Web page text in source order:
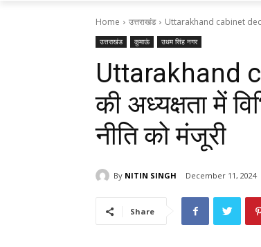
Home उत्तराखंड Uttarakhand cabinet
उत्तराखंड कुमाऊं उधम सिंह नगर
Uttarakhand
की अध्यक्षता में
नीति को मंजूरी
By NITIN SINGH December 11, 2024
Share